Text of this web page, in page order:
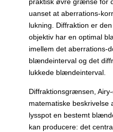
uanset at aberrations-
lukning. Diffraktion er
objektiv har en optimal
imellem det aberrations-
blændeinterval og det
lukkede blændeinterval.
Diffraktionsgrænsen,
matematiske beskrivelse
lysspot en bestemt
kan producere: det